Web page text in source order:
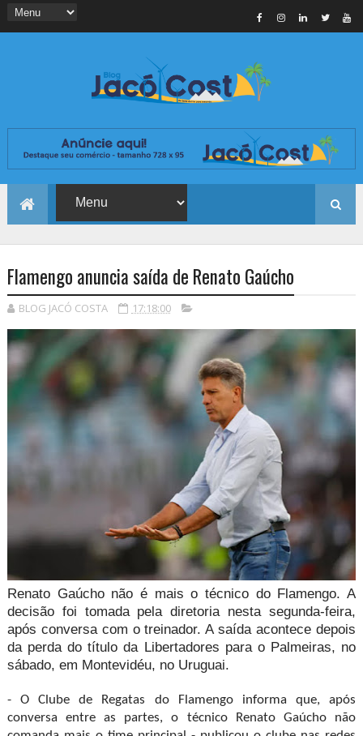
Flamengo anuncia saída de Renato Gaúcho
BLOG JACÓ COSTA 17:18:00
Renato Gaúcho não é mais o técnico do Flamengo. A
decisão foi tomada pela diretoria nesta segunda-feira,
após conversa com o treinador. A saída acontece depois
da perda do título da Libertadores para o Palmeiras, no
sábado, em Montevidéu, no Uruguai.
- O Clube de Regatas do Flamengo informa que, após
conversa entre as partes, o técnico Renato Gaúcho não